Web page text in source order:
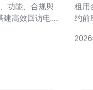
功能、合规與
建高效回访电话
租用
约前
单，